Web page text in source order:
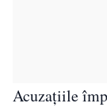
Acuzaţiile